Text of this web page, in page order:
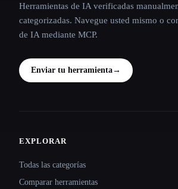
Herramientas de IA verificadas
categorizadas. Navegue usted mismo o
de IA mediante MCP.
Enviar tu herramienta→
Site navigation
EXPLORAR
Todas las categorías
Comparar herramientas